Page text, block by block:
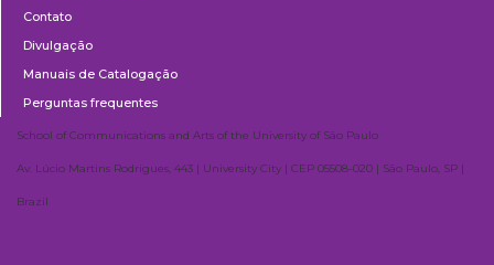
Contato
Divulgação
Manuais de Catalogação
Perguntas frequentes
School of Communications and Arts of the University of São Paulo
Av. Lúcio Martins Rodrigues, 443 | University City | CEP 05508-020 | São Paulo, SP |
Brazil